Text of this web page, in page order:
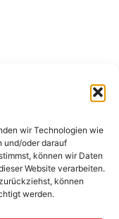
wir Technologien wie
und/oder darauf
können wir Daten
Website verarbeiten.
können
werden.